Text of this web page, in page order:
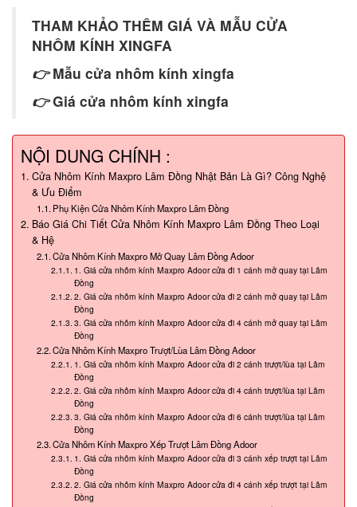
THAM KHẢO THÊM GIÁ VÀ MẪU CỬA
NHÔM KÍNH XINGFA
👉Mẫu cửa nhôm kính xingfa
👉Giá cửa nhôm kính xingfa
NỘI DUNG CHÍNH :
Cửa Nhôm Kính Maxpro Lâm Đồng Nhật Bản Là Gì? Công Nghệ
& Ưu Điểm
Phụ Kiện Cửa Nhôm Kính Maxpro Lâm Đồng
Báo Giá Chi Tiết Cửa Nhôm Kính Maxpro Lâm Đồng Theo Loại
& Hệ
Cửa Nhôm Kính Maxpro Mở Quay Lâm Đồng Adoor
1. Giá cửa nhôm kính Maxpro Adoor cửa đi 1 cánh mở quay tại Lâm
Đồng
2. Giá cửa nhôm kính Maxpro Adoor cửa đi 2 cánh mở quay tại Lâm
Đồng
3. Giá cửa nhôm kính Maxpro Adoor cửa đi 4 cánh mở quay tại Lâm
Đồng
Cửa Nhôm Kính Maxpro Trượt/Lùa Lâm Đồng Adoor
1. Giá cửa nhôm kính Maxpro Adoor cửa đi 2 cánh trượt/lùa tại Lâm
Đồng
2. Giá cửa nhôm kính Maxpro Adoor cửa đi 4 cánh trượt/lùa tại Lâm
Đồng
3. Giá cửa nhôm kính Maxpro Adoor cửa đi 6 cánh trượt/lùa tại Lâm
Đồng
Cửa Nhôm Kính Maxpro Xếp Trượt Lâm Đồng Adoor
1. Giá cửa nhôm kính Maxpro Adoor cửa đi 3 cánh xếp trượt tại Lâm
Đồng
2. Giá cửa nhôm kính Maxpro Adoor cửa đi 4 cánh xếp trượt tại Lâm
Đồng